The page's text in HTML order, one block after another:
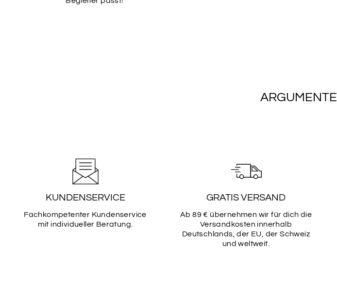
KUNDENSERVICE
Fachkompetenter Kundenservice
mit individueller Beratung.
GRATIS VERSAND
Ab 89 € übernehmen wir für dich die
Versandkosten innerhalb
Deutschlands, der EU, der Schweiz
und weltweit.